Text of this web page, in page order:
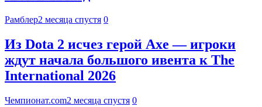
Рамблер2 месяца спустя 0
Из Dota 2 исчез герой Axe — игроки
ждут начала большого ивента к The
International 2026
Чемпионат.com2 месяца спустя 0